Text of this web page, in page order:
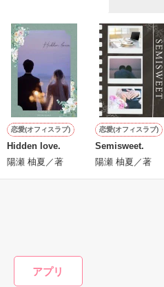
アプリ
君とこうして何気なく話してる
なんだよ。
____第2話「プレゼント」
「運命の赤い糸って信じる？」
きっとあの日から、小さな奇跡
*1話完結のオムニバスストーリー
の
甘く切ない恋の物語。
*＊*＊*＊*＊*＊*＊*＊*
2023/4/2〜2023/4/7＊完結
恋愛(オフィスラブ)
Hidden love.
陽瀬 柚夏／著
恋愛(オフィスラブ)
Semisweet.
陽瀬 柚夏／著